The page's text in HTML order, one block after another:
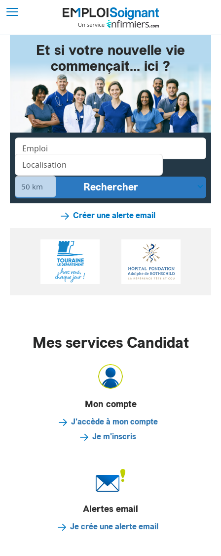
Et si votre nouvelle vie
commençait... ici ?
Créer une alerte email
Mes services Candidat
Mon compte
J'accède à mon compte
Je m'inscris
Alertes email
Je crée une alerte email